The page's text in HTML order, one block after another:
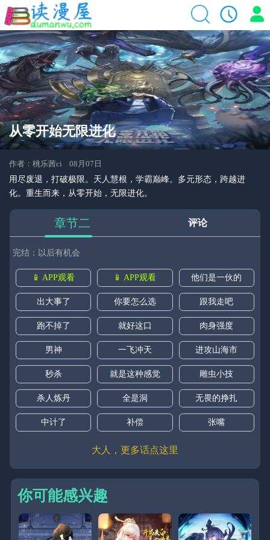
从零开始无限进化
作者：桃乐茜ci 08月07日
用尽废退，打破极限。天人慧根，学霸巅峰。多元形态，跨越进
化。重生而来，从零开始，无限进化。
章节二 评论
完结：以后有机会
📱 APP观看 📱 APP观看 他们是一伙的
出大事了 你要怎么选 跟我走吧
跑不掉了 就好这口 肉身强度
男神 一飞冲天 进攻山海市
秒杀 就是这种感觉 雕虫小技
杀人炼丹 全是洞 无畏的挣扎
中计了 补偿 张嘴
大人，更多话点这里
你可能感兴趣